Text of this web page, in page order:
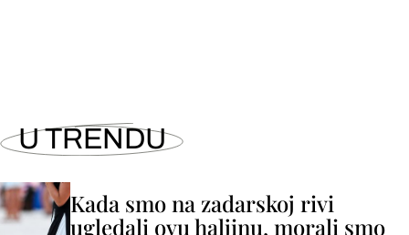
U TRENDU
Kada smo na zadarskoj rivi
ugledali ovu haljinu, morali smo